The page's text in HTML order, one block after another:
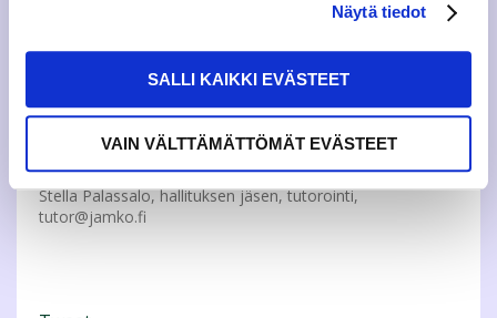
Näytä tiedot
SALLI KAIKKI EVÄSTEET
VAIN VÄLTTÄMÄTTÖMÄT EVÄSTEET
Pekka Mannermaa, hallituksen jäsen, hyvinvointi,
hyvinvointi@jamko.fi
Stella Palassalo, hallituksen jäsen, tutorointi,
tutor@jamko.fi